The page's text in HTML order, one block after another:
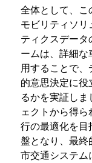
全体として、
モビリティソ
ティクスデー
ームは、詳細
用することで
的意思決定に役
るかを実証し
ェクトから得
行の最適化を目
盤となり、最
市交通システム